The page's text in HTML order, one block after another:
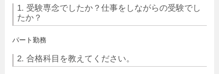
1. 受験専念でしたか？仕事をしながらの受験でし
たか？
パート勤務
2. 合格科目を教えてください。